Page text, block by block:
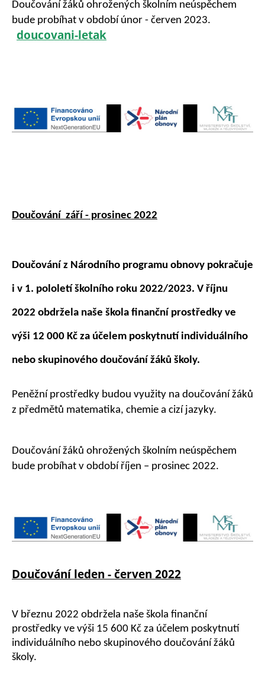
Doučování žáků ohrožených školním neúspěchem
bude probíhat v období únor - červen 2023.
doucovani-letak
Doučování září - prosinec 2022
Doučování z Národního programu obnovy pokračuje
i v 1. pololetí školního roku 2022/2023. V říjnu
2022 obdržela naše škola finanční prostředky ve
výši 12 000 Kč za účelem poskytnutí individuálního
nebo skupinového doučování žáků školy.
Peněžní prostředky budou využity na doučování žáků
z předmětů matematika, chemie a cizí jazyky.
Doučování žáků ohrožených školním neúspěchem
bude probíhat v období říjen – prosinec 2022.
Doučování leden - červen 2022
V březnu 2022 obdržela naše škola finanční
prostředky ve výši 15 600 Kč za účelem poskytnutí
individuálního nebo skupinového doučování žáků
školy.